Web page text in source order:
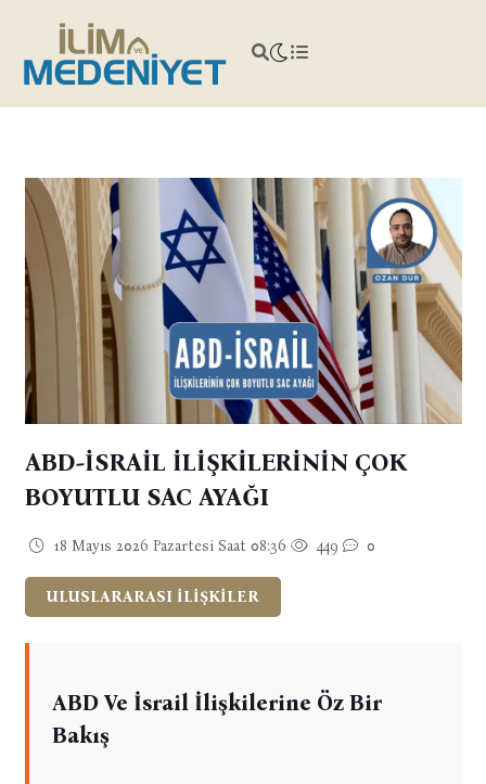
ABD-İSRAİL İLİŞKİLERİNİN ÇOK
BOYUTLU SAC AYAĞI
18 Mayıs 2026 Pazartesi Saat 08:36 449 0
ULUSLARARASI İLİŞKİLER
ABD Ve İsrail İlişkilerine Öz Bir
Bakış